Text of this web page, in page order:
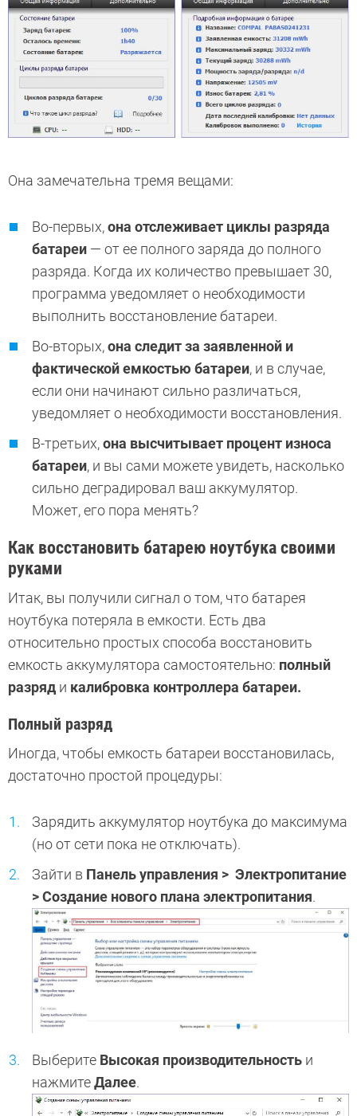
Она замечательна тремя вещами:
Во-первых,она отслеживает циклы разряда
батареи — от ее полного заряда до полного
разряда. Когда их количество превышает 30,
программа уведомляет о необходимости
выполнить восстановление батареи.
Во-вторых,она следит за заявленной и
фактической емкостью батареи, и в случае,
если они начинают сильно различаться,
уведомляет о необходимости восстановления.
В-третьих,она высчитывает процент износа
батареи, и вы сами можете увидеть, насколько
сильно деградировал ваш аккумулятор.
Может, его пора менять?
Как восстановить батарею ноутбука своими
руками
Итак, вы получили сигнал о том, что батарея
ноутбука потеряла в емкости. Есть два
относительно простых способа восстановить
емкость аккумулятора самостоятельно: полный
разряд и калибровка контроллера батареи.
Полный разряд
Иногда, чтобы емкость батареи восстановилась,
достаточно простой процедуры:
Зарядить аккумулятор ноутбука до максимума
(но от сети пока не отключать).
Зайти в Панель управления > Электропитание
> Создание нового плана электропитания.
Выберите Высокая производительность и
нажмитеДалее.